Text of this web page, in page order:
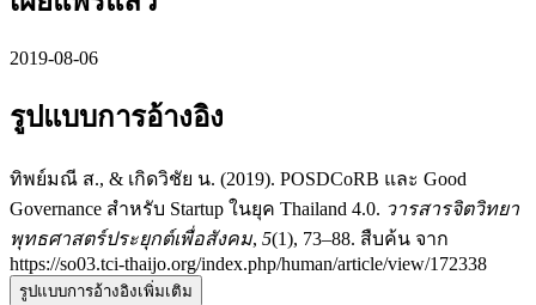
2019-08-06
รูปแบบการอ้างอิง
ทิพย์มณี ส., & เกิดวิชัย น. (2019). POSDCoRB และ Good
Governance สำหรับ Startup ในยุค Thailand 4.0. วารสารจิตวิทยา
พุทธศาสตร์ประยุกต์เพื่อสังคม, 5(1), 73–88. สืบค้น จาก
https://so03.tci-thaijo.org/index.php/human/article/view/172338
รูปแบบการอ้างอิงเพิ่มเติม